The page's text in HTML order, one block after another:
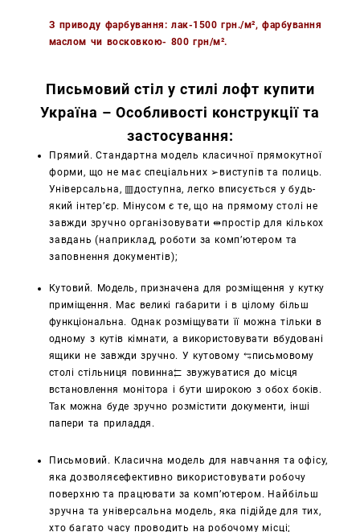
З приводу фарбування: лак-1500 грн./м², фарбування
маслом чи восковкою- 800 грн/м².
Письмовий стіл у стилі лофт купити
Україна – Особливості конструкції та
застосування:
Прямий. Стандартна модель класичної прямокутної
форми, що не має спеціальних ➢виступів та полиць.
Універсальна, ▥доступна, легко вписується у будь-
який інтер’єр. Мінусом є те, що на прямому столі не
завжди зручно організовувати ⇹простір для кількох
завдань (наприклад, роботи за комп’ютером та
заповнення документів);
Кутовий. Модель, призначена для розміщення у кутку
приміщення. Має великі габарити і в цілому більш
функціональна. Однак розміщувати її можна тільки в
одному з кутів кімнати, а використовувати вбудовані
ящики не завжди зручно. У кутовому ⥃письмовому
столі стільниця повинна⇇ звужуватися до місця
встановлення монітора і бути широкою з обох боків.
Так можна буде зручно розмістити документи, інші
папери та приладдя.
Письмовий. Класична модель для навчання та офісу,
яка дозволяєефективно використовувати робочу
поверхню та працювати за комп’ютером. Найбільш
зручна та універсальна модель, яка підійде для тих,
хто багато часу проводить на робочому місці;